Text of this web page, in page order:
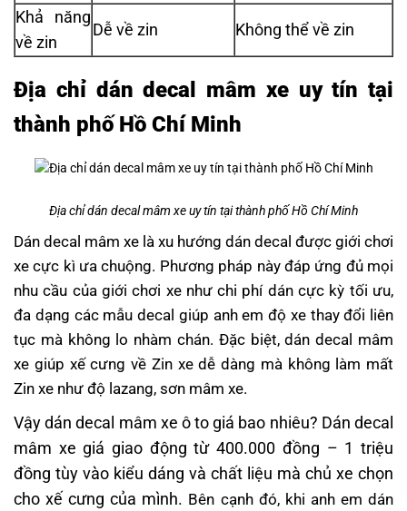
Khả năng
về zin
Dễ về zin Không thể về zin
Địa chỉ dán decal mâm xe uy tín tại
thành phố Hồ Chí Minh
Địa chỉ dán decal mâm xe uy tín tại thành phố Hồ Chí Minh
Dán decal mâm xe là xu hướng dán decal được giới chơi
xe cực kì ưa chuộng. Phương pháp này đáp ứng đủ mọi
nhu cầu của giới chơi xe như chi phí dán cực kỳ tối ưu,
đa dạng các mẫu decal giúp anh em độ xe thay đổi liên
tục mà không lo nhàm chán. Đặc biệt, dán decal mâm
xe giúp xế cưng về Zin xe dễ dàng mà không làm mất
Zin xe như độ lazang, sơn mâm xe.
Vậy dán decal mâm xe ô to giá bao nhiêu? Dán decal
mâm xe giá giao động từ 400.000 đồng – 1 triệu
đồng tùy vào kiểu dáng và chất liệu mà chủ xe chọn
cho xế cưng của mình. Bên cạnh đó, khi anh em dán